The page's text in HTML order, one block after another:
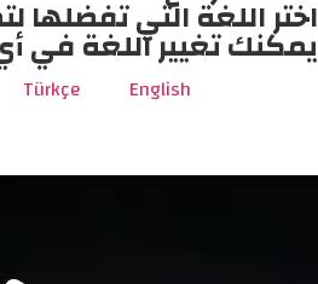
اختر اللغة التي تفضلها
يمكنك تغيير اللغة في
English
Türkçe